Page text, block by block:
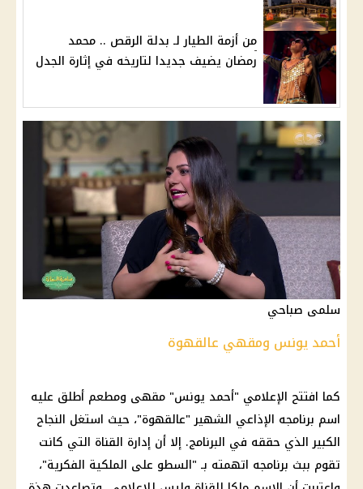
من أزمة الطيار لـ بدلة الرقص .. محمد
رمضان يضيف جديدا لتاريخه في إثارة الجدل
سلمى صباحي
أحمد يونس ومقهي عالقهوة
كما افتتح الإعلامي "أحمد يونس" مقهى ومطعم أطلق عليه
اسم برنامجه الإذاعي الشهير "عالقهوة"، حيث استغل النجاح
الكبير الذي حققه في البرنامج. إلا أن إدارة القناة التي كانت
تقوم ببث برنامجه اتهمته بـ "السطو على الملكية الفكرية"،